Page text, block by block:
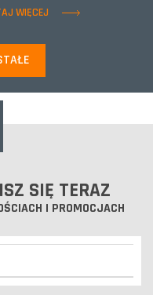
WIĘCEJ
SIĘ TERAZ
I PROMOCJACH